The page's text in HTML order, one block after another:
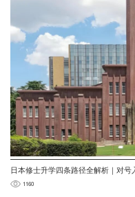
日本修士升学四条路径全解析｜对
1160